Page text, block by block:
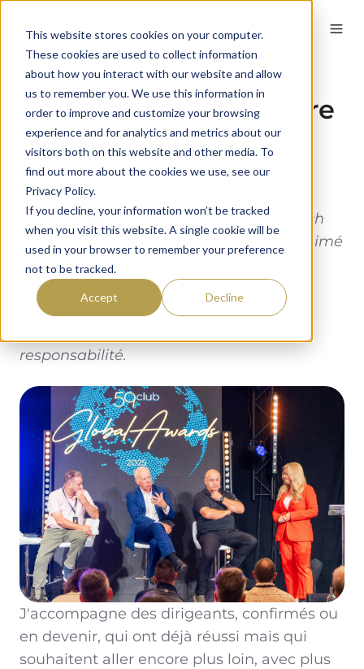
This website stores cookies on your computer.
These cookies are used to collect information
about how you interact with our website and allow
us to remember you. We use this information in
order to improve and customize your browsing
experience and for analytics and metrics about our
visitors both on this website and other media. To
find out more about the cookies we use, see our
Privacy Policy.
If you decline, your information won’t be tracked
when you visit this website. A single cookie will be
used in your browser to remember your preference
not to be tracked.
Accept Decline
Votre vision forge votre
leadership
By59clubon mars 16, 2026
Lors des59club Global Awards, la coach
de haute performance Lora Caven
a animé
une table ronde sur l'état d'esprit des
dirigeants. Un échange riche en
enseignements pour tous ceux qui
responsabilité.
J'accompagne des dirigeants, confirmés ou
en devenir, qui ont déjà réussi mais qui
souhaitent aller encore plus loin, avec plus